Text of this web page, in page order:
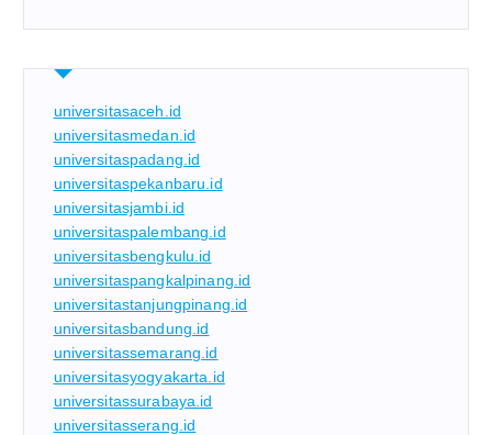
universitasaceh.id
universitasmedan.id
universitaspadang.id
universitaspekanbaru.id
universitasjambi.id
universitaspalembang.id
universitasbengkulu.id
universitaspangkalpinang.id
universitastanjungpinang.id
universitasbandung.id
universitassemarang.id
universitasyogyakarta.id
universitassurabaya.id
universitasserang.id